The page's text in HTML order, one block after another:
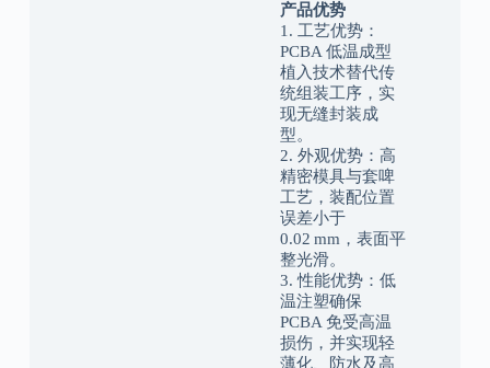
产品优势
1. 工艺优势：
PCBA 低温成型
植入技术替代传
统组装工序，实
现无缝封装成
型。
2. 外观优势：高
精密模具与套啤
工艺，装配位置
误差小于
0.02 mm，表面平
整光滑。
3. 性能优势：低
温注塑确保
PCBA 免受高温
损伤，并实现轻
薄化、防水及高